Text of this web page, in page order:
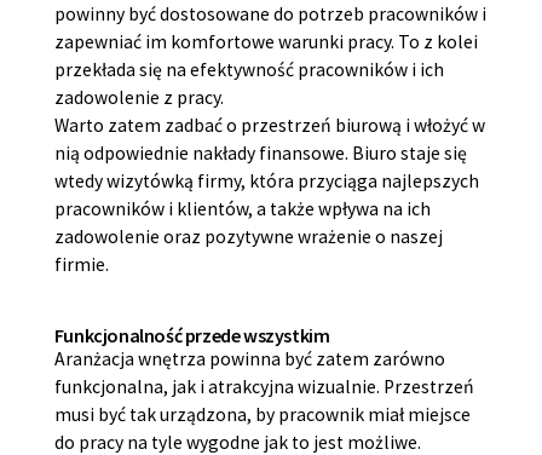
powinny być dostosowane do potrzeb pracowników i
zapewniać im komfortowe warunki pracy. To z kolei
przekłada się na efektywność pracowników i ich
zadowolenie z pracy.
Warto zatem zadbać o przestrzeń biurową i włożyć w
nią odpowiednie nakłady finansowe. Biuro staje się
wtedy wizytówką firmy, która przyciąga najlepszych
pracowników i klientów, a także wpływa na ich
zadowolenie oraz pozytywne wrażenie o naszej
firmie.
Funkcjonalność przede wszystkim
Aranżacja wnętrza powinna być zatem zarówno
funkcjonalna, jak i atrakcyjna wizualnie. Przestrzeń
musi być tak urządzona, by pracownik miał miejsce
do pracy na tyle wygodne jak to jest możliwe.